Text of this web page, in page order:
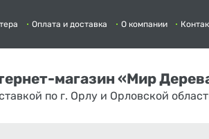
Оплата и доставка О компании
магазин «Мир
по г. Орлу и Орловской